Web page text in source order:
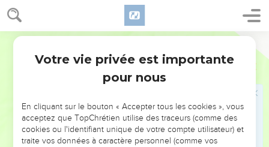
Jean 10
36 comment pouvez-vous m’accuser de *blasphème parce
que j’ai dit : « Je suis le Fils de Dieu », quand c’est le Père
qui m’a consacré et envoyé dans le monde ?
Si je n’accomplis pas les œuvres de mon Père, vous n’avez
pas besoin de croire en moi.
voulez pas me croire, laissez-vous au moins convaincre par
mes œuvres, pour que vous reconnaissiez et que vous
compreniez que le Père est en moi et que je suis dans le
Votre vie privée est importante
pour nous
En cliquant sur le bouton « Accepter tous les cookies », vous
acceptez que TopChrétien utilise des traceurs (comme des
cookies ou l'identifiant unique de votre compte utilisateur) et
traite vos données à caractère personnel (comme vos